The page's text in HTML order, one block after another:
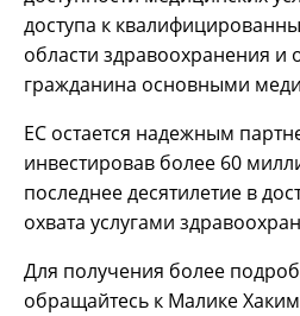
доступа к
области здравоохранения и
гражданина основными
ЕС остается надежным
инвестировав более 60
последнее десятилетие в
охвата услугами
Для получения более
обращайтесь к Малике